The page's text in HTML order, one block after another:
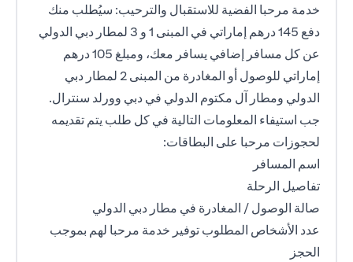
خدمة مرحبا الفضية للاستقبال والترحيب: سيُطلب منك
دفع 145 درهم إماراتي في المبنى 1 و 3 لمطار دبي الدولي
عن كل مسافر إضافي يسافر معك، ومبلغ 105 درهم
إماراتي للوصول أو المغادرة من المبنى 2 لمطار دبي
الدولي ومطار آل مكتوم الدولي في دبي وورلد سنترال.
جب استيفاء المعلومات التالية في كل طلب يتم تقديمه
لحجوزات مرحبا على البطاقات:
اسم المسافر
تفاصيل الرحلة
صالة الوصول / المغادرة في مطار دبي الدولي
عدد الأشخاص المطلوب توفير خدمة مرحبا لهم بموجب
الحجز